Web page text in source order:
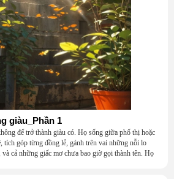
giàu_Phần 1
để trở thành giàu có. Họ sống giữa phố thị hoặc
tích góp từng đồng lẻ, gánh trên vai những nỗi lo
và cả những giấc mơ chưa bao giờ gọi thành tên. Họ